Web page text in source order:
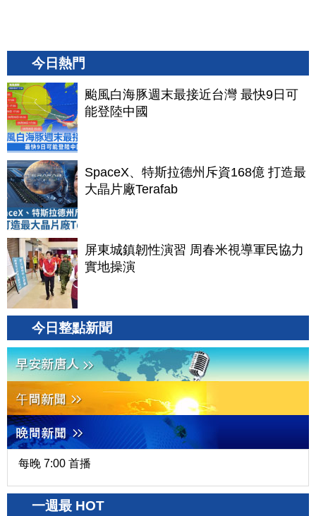
今日熱門
颱風白海豚週末最接近台灣 最快9日可
能登陸中國
SpaceX、特斯拉德州斥資168億 打造最
大晶片廠Terafab
屏東城鎮韌性演習 周春米視導軍民協力
實地操演
今日整點新聞
每晚 7:00 首播
一週最 HOT